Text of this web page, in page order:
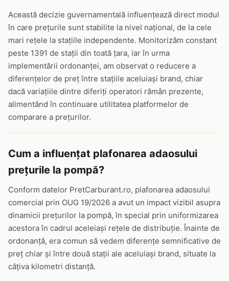
Această decizie guvernamentală influențează direct modul
în care prețurile sunt stabilite la nivel național, de la cele
mari rețele la stațiile independente. Monitorizăm constant
peste 1391 de stații din toată țara, iar în urma
implementării ordonanței, am observat o reducere a
diferențelor de preț între stațiile aceluiași brand, chiar
dacă variațiile dintre diferiți operatori rămân prezente,
alimentând în continuare utilitatea platformelor de
comparare a prețurilor.
Cum a influențat plafonarea adaosului
prețurile la pompă?
Conform datelor PretCarburant.ro, plafonarea adaosului
comercial prin OUG 19/2026 a avut un impact vizibil asupra
dinamicii prețurilor la pompă, în special prin uniformizarea
acestora în cadrul aceleiași rețele de distribuție. Înainte de
ordonanță, era comun să vedem diferențe semnificative de
preț chiar și între două stații ale aceluiași brand, situate la
câțiva kilometri distanță.